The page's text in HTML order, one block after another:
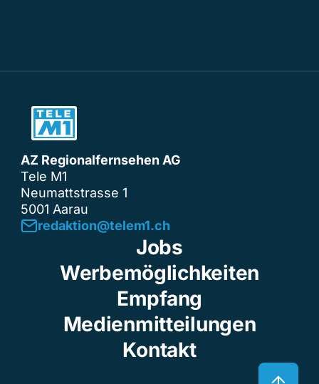
AZ Regionalfernsehen AG
Tele M1
Neumattstrasse 1
5001 Aarau
redaktion@telem1.ch
Jobs
Werbemöglichkeiten
Empfang
Medienmitteilungen
Kontakt